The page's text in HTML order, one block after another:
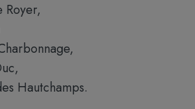
Royer,
Hautchamps.